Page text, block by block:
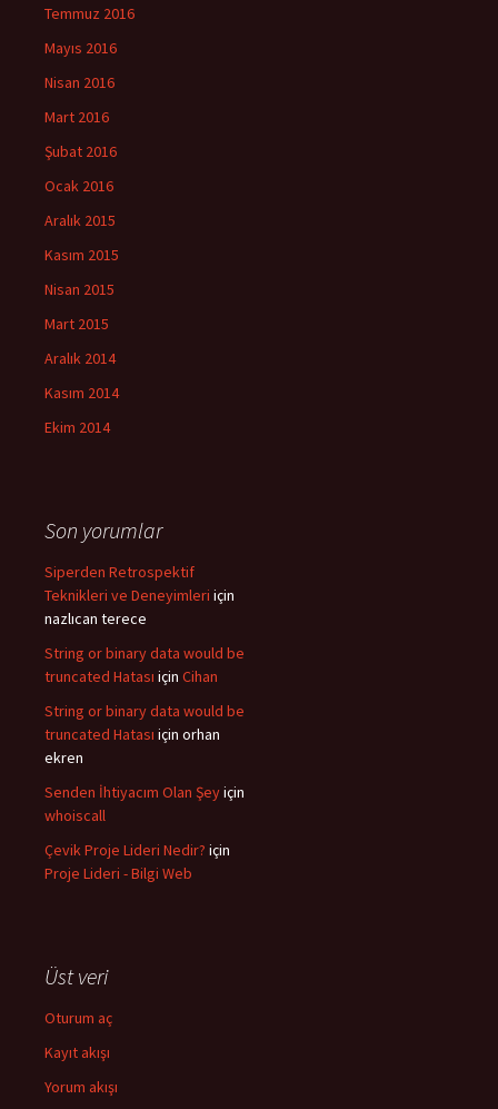
Temmuz 2016
Mayıs 2016
Nisan 2016
Mart 2016
Şubat 2016
Ocak 2016
Aralık 2015
Kasım 2015
Nisan 2015
Mart 2015
Aralık 2014
Kasım 2014
Ekim 2014
Son yorumlar
Siperden Retrospektif
Teknikleri ve Deneyimleri için
nazlıcan terece
String or binary data would be
truncated Hatası için Cihan
String or binary data would be
truncated Hatası için orhan
ekren
Senden İhtiyacım Olan Şeyiçin
whoiscall
Çevik Proje Lideri Nedir? için
Proje Lideri - Bilgi Web
Üst veri
Oturum aç
Kayıt akışı
Yorum akışı